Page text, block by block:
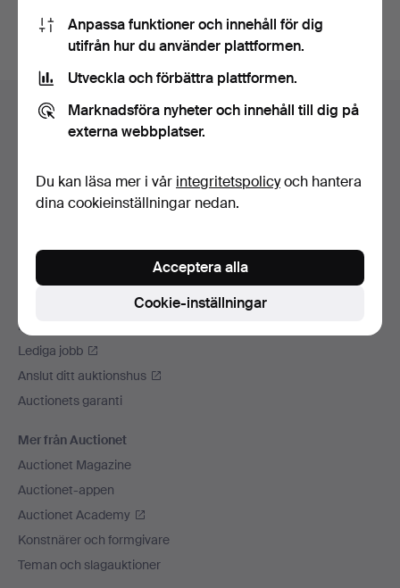
Sidfotsnavigation
Hjälp och kontakt
Kontakta support
Betalningsalternativ
Vi skickar med
Auctionet
Press
Lediga jobb
Anslut ditt auktionshus
Auctionets garanti
Mer från Auctionet
Auctionet Magazine
Auctionet-appen
Auctionet Academy
Konstnärer och formgivare
Teman och slagauktioner
Anpassa funktioner och innehåll för dig
utifrån hur du använder plattformen.
Utveckla och förbättra plattformen.
Marknadsföra nyheter och innehåll till dig på
externa webbplatser.
Du kan läsa mer i vår integritetspolicyoch hantera
dina cookieinställningar nedan.
Cookie-inställningar
Acceptera alla